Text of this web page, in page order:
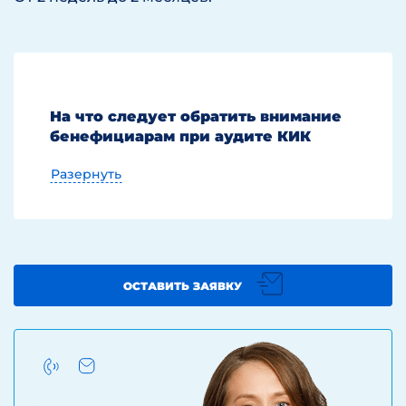
На что следует обратить внимание
бенефициарам при аудите КИК
Разернуть
которые встречаются в нашей
практике с наиболее частой
Ошибочное предположение: прибыль
по данным финансовой отчетности
ОСТАВИТЬ ЗАЯВКУ